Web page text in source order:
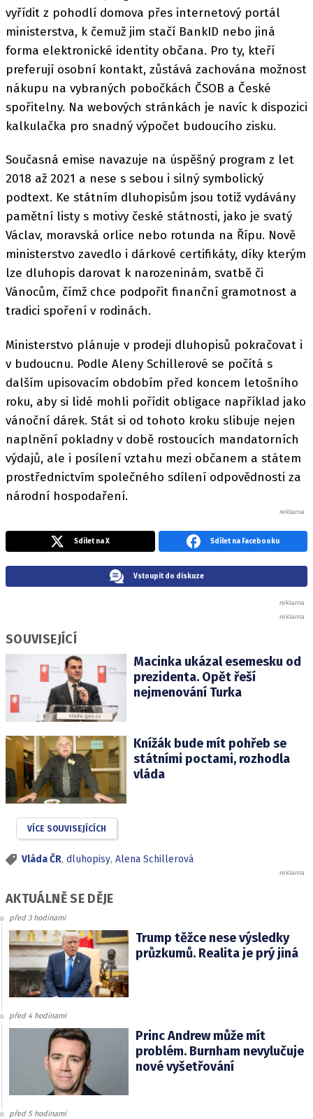
vyřídit z pohodlí domova přes internetový portál
ministerstva, k čemuž jim stačí BankID nebo jiná
forma elektronické identity občana. Pro ty, kteří
preferují osobní kontakt, zůstává zachována možnost
nákupu na vybraných pobočkách ČSOB a České
spořitelny. Na webových stránkách je navíc k dispozici
kalkulačka pro snadný výpočet budoucího zisku.
Současná emise navazuje na úspěšný program z let
2018 až 2021 a nese s sebou i silný symbolický
podtext. Ke státním dluhopisům jsou totiž vydávány
pamětní listy s motivy české státnosti, jako je svatý
Václav, moravská orlice nebo rotunda na Řípu. Nově
ministerstvo zavedlo i dárkové certifikáty, díky kterým
lze dluhopis darovat k narozeninám, svatbě či
Vánocům, čímž chce podpořit finanční gramotnost a
tradici spoření v rodinách.
Ministerstvo plánuje v prodeji dluhopisů pokračovat i
v budoucnu. Podle Aleny Schillerové se počítá s
dalším upisovacím obdobím před koncem letošního
roku, aby si lidé mohli pořídit obligace například jako
vánoční dárek. Stát si od tohoto kroku slibuje nejen
naplnění pokladny v době rostoucích mandatorních
výdajů, ale i posílení vztahu mezi občanem a státem
prostřednictvím společného sdílení odpovědnosti za
národní hospodaření.
Sdílet na X Sdílet na Facebooku
Vstoupit do diskuze
SOUVISEJÍCÍ
Macinka ukázal esemesku od
prezidenta. Opět řeší
nejmenování Turka
Knížák bude mít pohřeb se
státními poctami, rozhodla
vláda
VÍCE SOUVISEJÍCÍCH
Vláda ČR, dluhopisy, Alena Schillerová
AKTUÁLNĚ SE DĚJE
před 3 hodinami
Trump těžce nese výsledky
průzkumů. Realita je prý jiná
před 4 hodinami
Princ Andrew může mít
problém. Burnham nevylučuje
nové vyšetřování
před 5 hodinami